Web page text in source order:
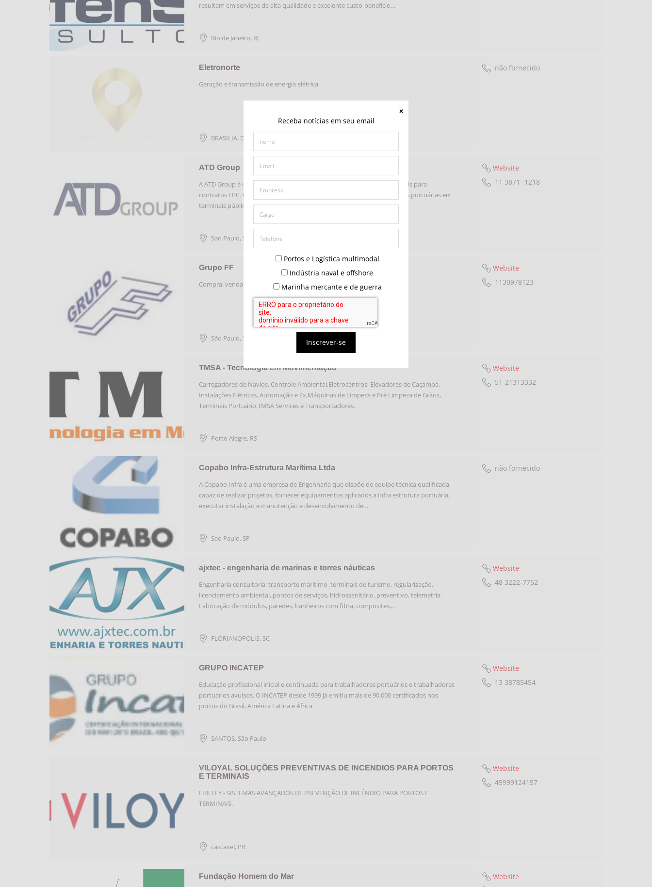
Receba notícias em seu email
Portos e Logística multimodal
Indústria naval e offshore
Marinha mercante e de guerra
Inscrever-se
resultam em serviços de alta qualidade e excelente custo-benefício…
Rio de Janeiro, RJ
Eletronorte
Geração e transmissão de energia elétrica
BRASILIA, DF
não fornecido
ATD Group
A ATD Group é referência na integração de soluções logísticas multimodais para
contratos EPC. Oferecemos soluções logísticas completas para operações portuárias em
terminais públicos e privados, movimentações em estaleiros,…
Sao Paulo, São Paulo
Website
11 3871 -1218
Grupo FF
Compra, venda e locação de equipamentos
São Paulo, São Paulo
Website
1130978123
TMSA - Tecnologia em Movimentação
Carregadores de Navios, Controle Ambiental,Eletrocentros, Elevadores de Caçamba,
Instalações Elétricas, Automação e Ex,Máquinas de Limpeza e Pré Limpeza de Grãos,
Terminais Portuário,TMSA Services e Transportadores.
Porto Alegre, RS
Website
51-21313332
Copabo Infra-Estrutura Marítima Ltda
A Copabo Infra é uma empresa de Engenharia que dispõe de equipe técnica qualificada,
capaz de realizar projetos, fornecer equipamentos aplicados a infra estrutura portuária,
executar instalação e manutenção e desenvolvimento de…
Sao Paulo, SP
não fornecido
ajxtec - engenharia de marinas e torres náuticas
Engenharia consultoria: transporte marítimo, terminais de turismo, regularização,
licenciamento ambiental, pontos de serviços, hidrossanitário, preventivo, telemetria.
Fabricação de módulos, paredes, banheiros com fibra, composites,…
FLORIANOPOLIS, SC
Website
48 3222-7752
GRUPO INCATEP
Educação profissional inicial e continuada para trabalhadores portuários e trabalhadores
portuários avulsos. O INCATEP desde 1999 já emitiu mais de 90.000 certificados nos
portos do Brasil, América Latina e África.
SANTOS, São Paulo
Website
13 38785454
VILOYAL SOLUÇÕES PREVENTIVAS DE INCENDIOS PARA PORTOS
E TERMINAIS
FIREFLY - SISTEMAS AVANÇADOS DE PREVENÇÃO DE INCÊNDIO PARA PORTOS E
TERMINAIS.
cascavel, PR
Website
45999124157
Fundação Homem do Mar
Website